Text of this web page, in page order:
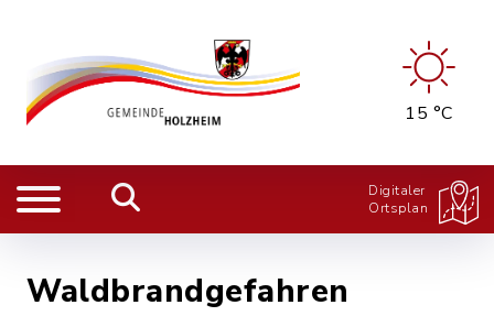
15 °C
Digitaler
Ortsplan
Waldbrandgefahren